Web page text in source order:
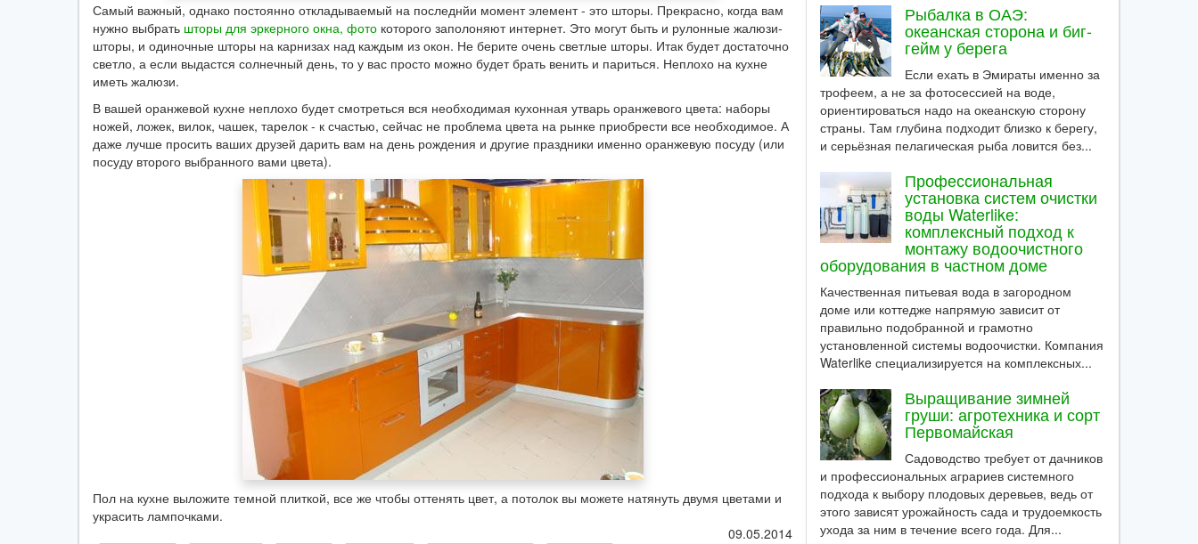
Самый важный, однако постоянно откладываемый на последнйи момент элемент - это шторы. Прекрасно, когда вам
нужно выбрать шторы для эркерного окна, фото которого заполоняют интернет. Это могут быть и рулонные жалюзи-
шторы, и одиночные шторы на карнизах над каждым из окон. Не берите очень светлые шторы. Итак будет достаточно
светло, а если выдастся солнечный день, то у вас просто можно будет брать венить и париться. Неплохо на кухне
иметь жалюзи.
В вашей оранжевой кухне неплохо будет смотреться вся необходимая кухонная утварь оранжевого цвета: наборы
ножей, ложек, вилок, чашек, тарелок - к счастью, сейчас не проблема цвета на рынке приобрести все необходимое. А
даже лучше просить ваших друзей дарить вам на день рождения и другие праздники именно оранжевую посуду (или
посуду второго выбранного вами цвета).
Пол на кухне выложите темной плиткой, все же чтобы оттенять цвет, а потолок вы можете натянуть двумя цветами и
украсить лампочками.
09.05.2014
Рыбалка в ОАЭ:
океанская сторона и биг-
гейм у берега
Если ехать в Эмираты именно за
трофеем, а не за фотосессией на воде,
ориентироваться надо на океанскую сторону
страны. Там глубина подходит близко к берегу,
и серьёзная пелагическая рыба ловится без...
Профессиональная
установка систем очистки
воды Waterlike:
комплексный подход к
монтажу водоочистного
оборудования в частном доме
Качественная питьевая вода в загородном
доме или коттедже напрямую зависит от
правильно подобранной и грамотно
установленной системы водоочистки. Компания
Waterlike специализируется на комплексных...
Выращивание зимней
груши: агротехника и сорт
Первомайская
Садоводство требует от дачников
и профессиональных аграриев системного
подхода к выбору плодовых деревьев, ведь от
этого зависят урожайность сада и трудоемкость
ухода за ним в течение всего года. Для...